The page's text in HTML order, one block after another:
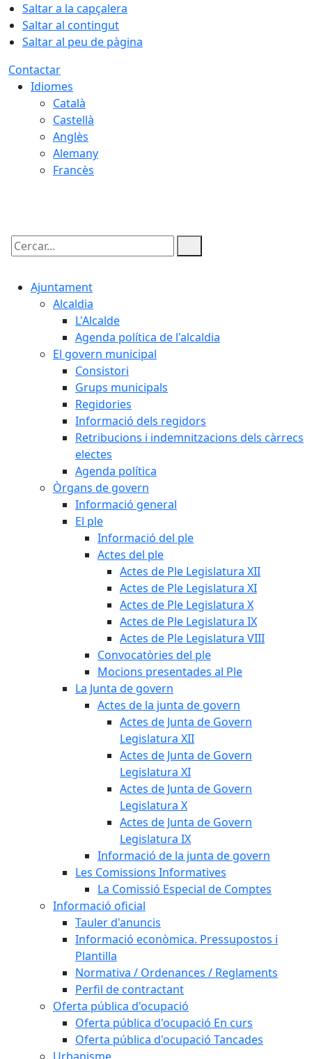
Saltar a la capçalera
Saltar al contingut
Saltar al peu de pàgina
Contactar
Idiomes
Català
Castellà
Anglès
Alemany
Francès
Cercar:
Ajuntament
Alcaldia
L'Alcalde
Agenda política de l'alcaldia
El govern municipal
Consistori
Grups municipals
Regidories
Informació dels regidors
Retribucions i indemnitzacions dels càrrecs
electes
Agenda política
Òrgans de govern
Informació general
El ple
Informació del ple
Actes del ple
Actes de Ple Legislatura XII
Actes de Ple Legislatura XI
Actes de Ple Legislatura X
Actes de Ple Legislatura IX
Actes de Ple Legislatura VIII
Convocatòries del ple
Mocions presentades al Ple
La Junta de govern
Actes de la junta de govern
Actes de Junta de Govern
Legislatura XII
Actes de Junta de Govern
Legislatura XI
Actes de Junta de Govern
Legislatura X
Actes de Junta de Govern
Legislatura IX
Informació de la junta de govern
Les Comissions Informatives
La Comissió Especial de Comptes
Informació oficial
Tauler d'anuncis
Informació econòmica. Pressupostos i
Plantilla
Normativa / Ordenances / Reglaments
Perfil de contractant
Oferta pública d'ocupació
Oferta pública d'ocupació En curs
Oferta pública d'ocupació Tancades